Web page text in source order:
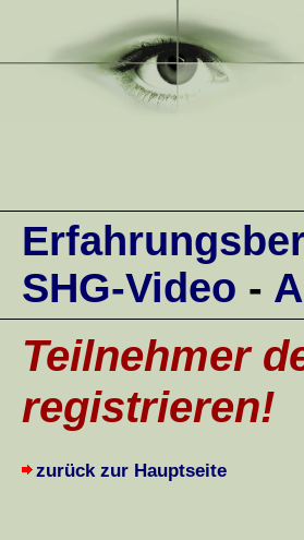
SHG-Video -
Teilnehmer
registrieren!
zurück zur Hauptseite